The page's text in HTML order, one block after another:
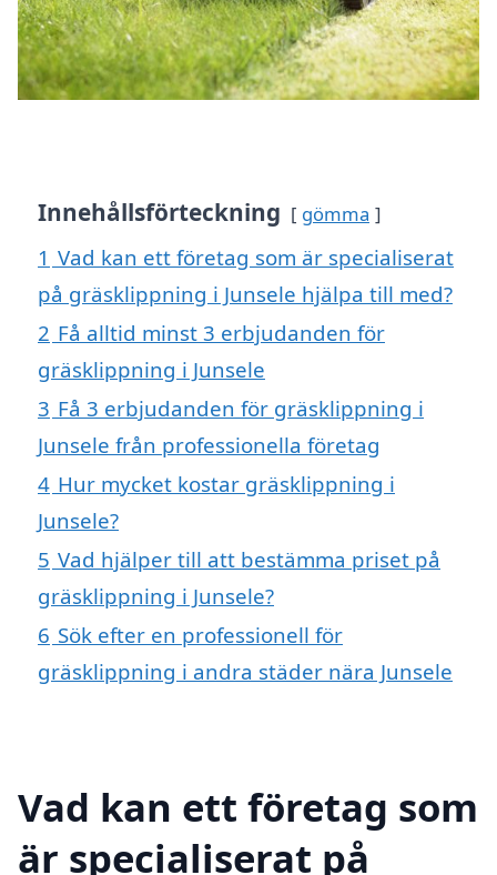
Innehållsförteckning gömma
1 Vad kan ett företag som är specialiserat
på gräsklippning i Junsele hjälpa till med?
2 Få alltid minst 3 erbjudanden för
gräsklippning i Junsele
3 Få 3 erbjudanden för gräsklippning i
Junsele från professionella företag
4 Hur mycket kostar gräsklippning i
Junsele?
5 Vad hjälper till att bestämma priset på
gräsklippning i Junsele?
6 Sök efter en professionell för
gräsklippning i andra städer nära Junsele
Vad kan ett företag som
är specialiserat på